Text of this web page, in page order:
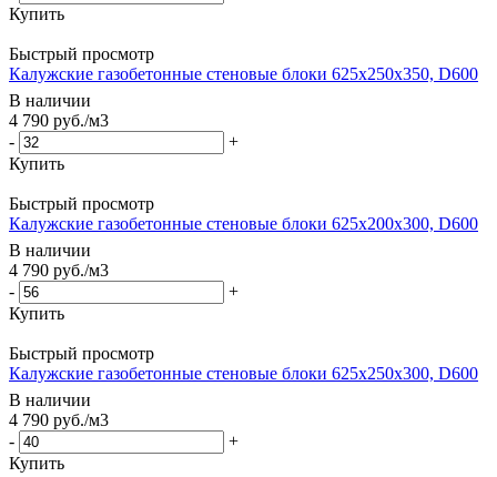
Купить
Быстрый просмотр
Калужские газобетонные стеновые блоки 625x250x350, D600
В наличии
4 790 руб./м3
-
+
Купить
Быстрый просмотр
Калужские газобетонные стеновые блоки 625x200x300, D600
В наличии
4 790 руб./м3
-
+
Купить
Быстрый просмотр
Калужские газобетонные стеновые блоки 625x250x300, D600
В наличии
4 790 руб./м3
-
+
Купить